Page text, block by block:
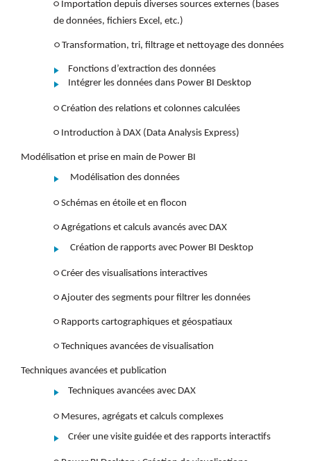
○ Importation depuis diverses sources externes (bases
de données, fichiers Excel, etc.)
○ Transformation, tri, filtrage et nettoyage des données
Fonctions d’extraction des données
Intégrer les données dans Power BI Desktop
○ Création des relations et colonnes calculées
○ Introduction à DAX (Data Analysis Express)
Modélisation et prise en main de Power BI
Modélisation des données
○ Schémas en étoile et en flocon
○ Agrégations et calculs avancés avec DAX
Création de rapports avec Power BI Desktop
○ Créer des visualisations interactives
○ Ajouter des segments pour filtrer les données
○ Rapports cartographiques et géospatiaux
○ Techniques avancées de visualisation
Techniques avancées et publication
Techniques avancées avec DAX
○ Mesures, agrégats et calculs complexes
Créer une visite guidée et des rapports interactifs